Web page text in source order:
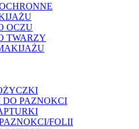
OCZU
TWARZY
PAZNOKCI
FOLII